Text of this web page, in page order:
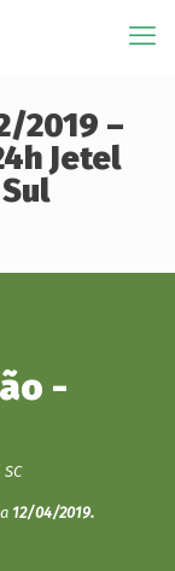
2019 –
Jetel
-
12/04/2019.